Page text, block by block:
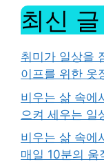
최신 글
취미가 일상을
이프를 위한 옷
비우는 삶 속에
으켜 세우는 일
비우는 삶 속에
매일 10분의 움